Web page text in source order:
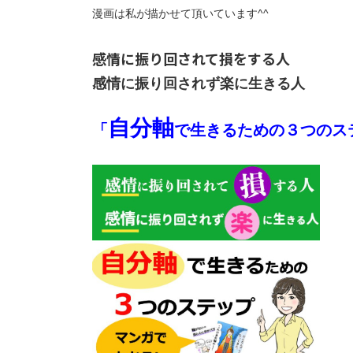
漫画は私が描かせて頂いています^^
感情に振り回されて損をする人
感情に振り回されず楽に生きる人
「 自分軸で生きるための３つのス